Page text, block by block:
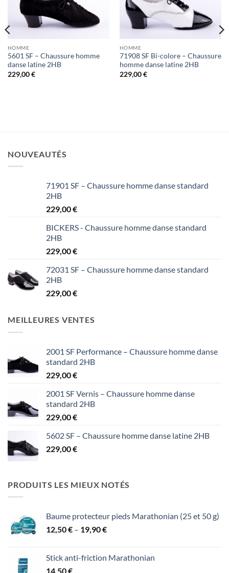
HOMME
5601 SF – Chaussure homme
danse latine 2HB
229,00€
HOMME
71908 SF Bi-colore – Chaussure
homme danse latine 2HB
229,00€
NOUVEAUTÉS
71901 SF – Chaussure homme danse standard
2HB
229,00€
BICKERS - Chaussure homme danse standard
2HB
229,00€
72031 SF – Chaussure homme danse standard
2HB
229,00€
MEILLEURES VENTES
2001 SF Performance – Chaussure homme danse
standard 2HB
229,00€
2001 SF Vernis – Chaussure homme danse
standard 2HB
229,00€
5602 SF – Chaussure homme danse latine 2HB
229,00€
PRODUITS LES MIEUX NOTÉS
Baume protecteur pieds Marathonian (25 et 50 g)
12,50€ – 19,90€Price
through
Stick anti-friction Marathonian
14,50€